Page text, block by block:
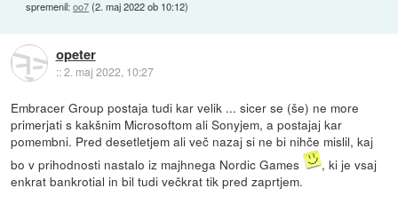
spremenil:oo7(2. maj 2022 ob 10:12)
opeter
::2. maj 2022, 10:27
Embracer Group postaja tudi kar velik ... sicer se (še) ne more
primerjati s kakšnim Microsoftom ali Sonyjem, a postajaj kar
pomembni. Pred desetletjem ali več nazaj si ne bi nihče mislil, kaj
bo v prihodnosti nastalo iz majhnega Nordic Games
, ki je vsaj
enkrat bankrotial in bil tudi večkrat tik pred zaprtjem.